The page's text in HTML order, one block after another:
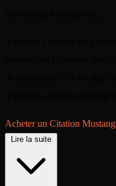
Acheter un Citation Mustang
Lire la suite